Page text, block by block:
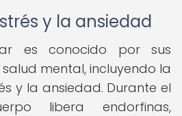
y la ansiedad
es conocido por sus
mental, incluyendo la
y la ansiedad. Durante el
libera endorfinas,